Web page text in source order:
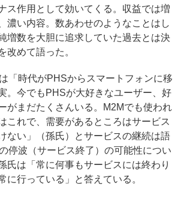
ス作用として効いてくる。収益では増
濃い内容。数あわせのようなことはし
増数を大胆に追求していた過去とは決
改めて語った。
「時代がPHSからスマートフォンに移
。今でもPHSが大好きなユーザー、好
がまだたくさんいる。M2Mでも使われ
これで、需要があるところはサービス
ない」（孫氏）とサービスの継続は語
停波（サービス終了）の可能性につい
氏は「常に何事もサービスには終わり
に行っている」と答えている。